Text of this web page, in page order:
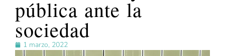
pública ante la
sociedad
1 marzo, 2022